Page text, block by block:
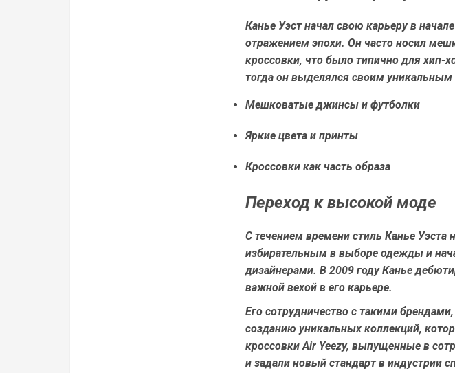
Канье Уэст начал свою карьеру в
отражением эпохи. Он часто носил
кроссовки, что было типично для хип-
тогда он выделялся своим
Мешковатые джинсы и футболки
Яркие цвета и принты
Кроссовки как часть образа
Переход к высокой моде
С течением времени стиль Канье Уэста
избирательным в выборе одежды и
дизайнерами. В 2009 году Канье
важной вехой в его карьере.
Его сотрудничество с такими
созданию уникальных коллекций,
кроссовки Air Yeezy, выпущенные в
и задали новый стандарт в индустрии